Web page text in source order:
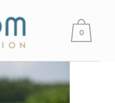
0